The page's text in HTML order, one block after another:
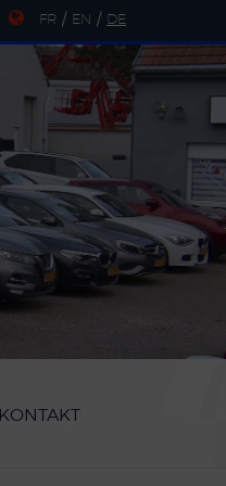
FR / EN / DE
KONTAKT